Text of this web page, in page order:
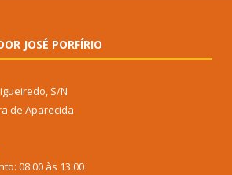
JOSÉ PORFÍRIO
S/N
de Aparecida
08:00 às 13:00